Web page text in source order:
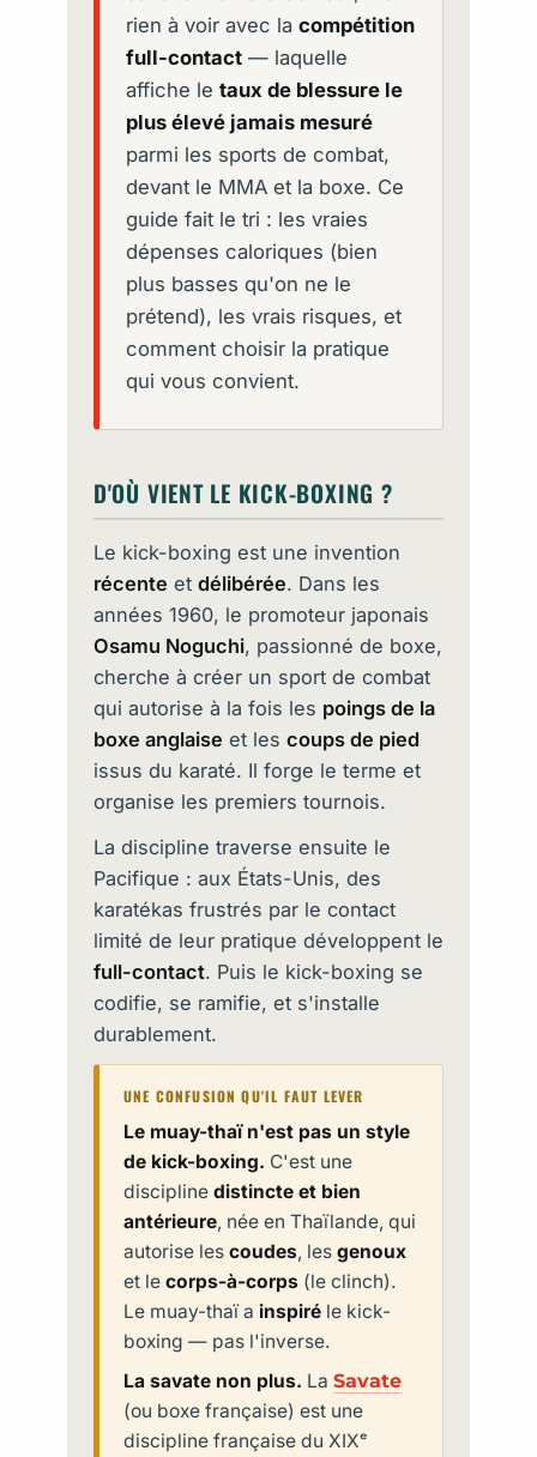
rien à voir avec la compétition
full-contact— laquelle
affiche le taux de blessure le
plus élevé jamais mesuré
parmi les sports de combat,
devant le MMA et la boxe. Ce
guide fait le tri : les vraies
dépenses caloriques (bien
plus basses qu'on ne le
prétend), les vrais risques, et
comment choisir la pratique
qui vous convient.
D'OÙ VIENT LE KICK-BOXING ?
Le kick-boxing est une invention
récente et délibérée. Dans les
années 1960, le promoteur japonais
Osamu Noguchi, passionné de boxe,
cherche à créer un sport de combat
qui autorise à la fois les poings de la
boxe anglaise et les coups de pied
issus du karaté. Il forge le terme et
organise les premiers tournois.
La discipline traverse ensuite le
Pacifique : aux États-Unis, des
karatékas frustrés par le contact
limité de leur pratique développent le
full-contact. Puis le kick-boxing se
codifie, se ramifie, et s'installe
durablement.
UNE CONFUSION QU'IL FAUT LEVER
Le muay-thaï n'est pas un style
de kick-boxing. C'est une
discipline distincte et bien
antérieure, née en Thaïlande, qui
autorise les coudes, les genoux
et le corps-à-corps (le clinch).
Le muay-thaï a inspiréle kick-
boxing — pas l'inverse.
La savate non plus. La Savate
(ou boxe française) est une
discipline française du XIXᵉ